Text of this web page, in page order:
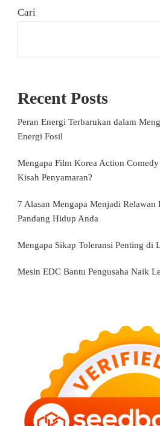
Cari
Recent Posts
Peran Energi Terbarukan dalam
Energi Fosil
Mengapa Film Korea Action
Kisah Penyamaran?
7 Alasan Mengapa Menjadi Relawan
Pandang Hidup Anda
Mengapa Sikap Toleransi Penting di
Mesin EDC Bantu Pengusaha Naik